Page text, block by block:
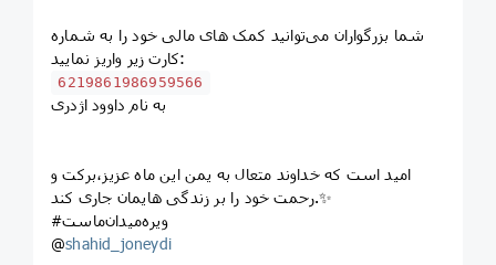
شما بزرگواران می‌توانید کمک های مالی خود را به شماره
کارت زیر واریز نمایید:
6219861986959566
به نام داوود اژدری
امید است که خداوند متعال به یمن این ماه عزیز،برکت و
رحمت خود را بر زندگی هایمان جاری کند.✨
#ویره‌میدان‌ماست
@shahid_joneydi